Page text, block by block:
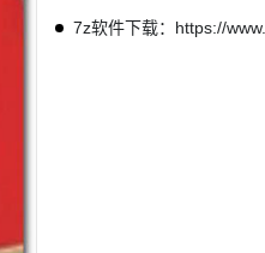
7z软件下载：https://